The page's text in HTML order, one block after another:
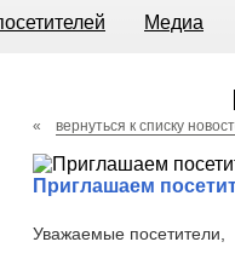
Медиа
« вернуться к списку
Приглашаем
Уважаемые посетители,